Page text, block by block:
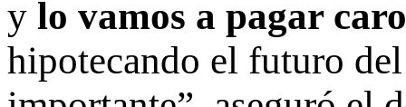
y lo vamos a pagar caro
hipotecando el futuro